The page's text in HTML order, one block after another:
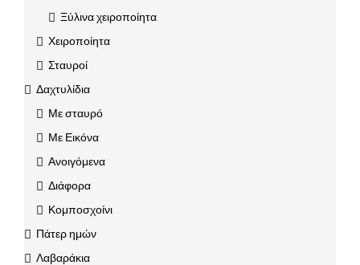
Ξύλινα χειροποίητα
Χειροποίητα
Σταυροί
Δαχτυλίδια
Με σταυρό
Με Εικόνα
Ανοιγόμενα
Διάφορα
Κομποσχοίνι
Πάτερ ημών
Λαβαράκια